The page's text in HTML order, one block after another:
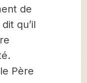
de
qu’il
Père